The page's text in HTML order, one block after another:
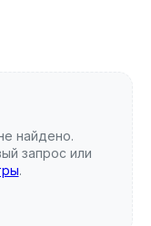
найдено.
запрос или
.